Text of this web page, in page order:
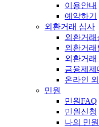
이용안내
예약하기
외환거래 심사
외환거래
외환거래
외환거래
금융제
온라인
민원
민원FAQ
민원신청
나의 민